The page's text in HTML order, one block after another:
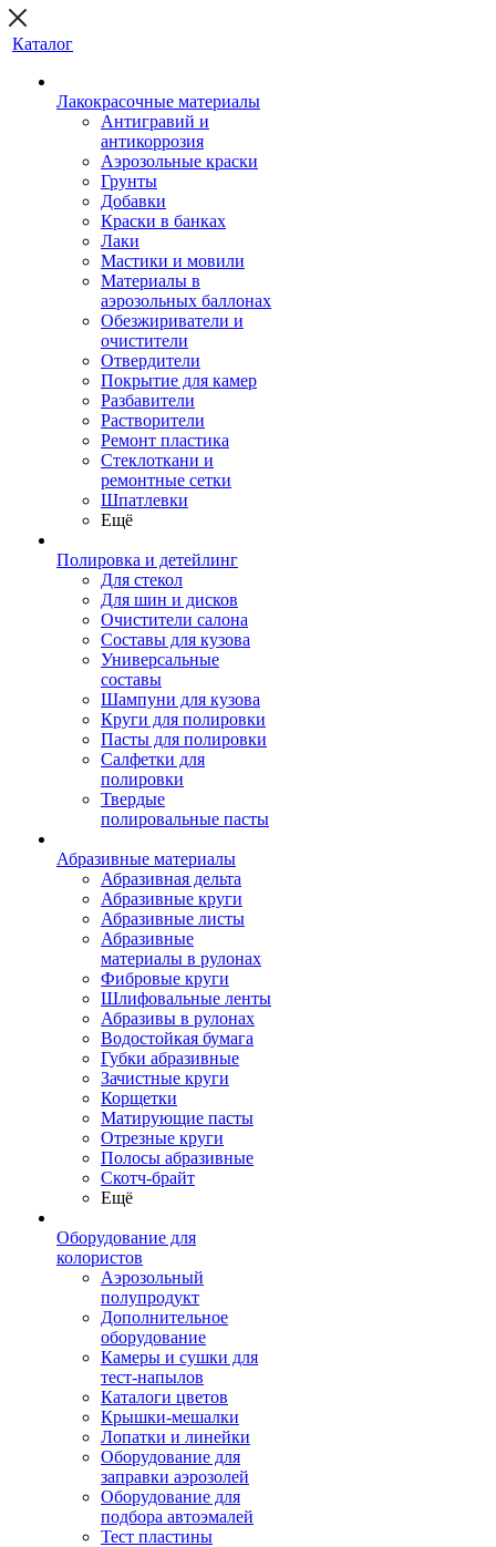
Каталог
Лакокрасочные материалы
Антигравий и
антикоррозия
Аэрозольные краски
Грунты
Добавки
Краски в банках
Лаки
Мастики и мовили
Материалы в
аэрозольных баллонах
Обезжириватели и
очистители
Отвердители
Покрытие для камер
Разбавители
Растворители
Ремонт пластика
Стеклоткани и
ремонтные сетки
Шпатлевки
Ещё
Полировка и детейлинг
Для стекол
Для шин и дисков
Очистители салона
Составы для кузова
Универсальные
составы
Шампуни для кузова
Круги для полировки
Пасты для полировки
Салфетки для
полировки
Твердые
полировальные пасты
Абразивные материалы
Абразивная дельта
Абразивные круги
Абразивные листы
Абразивные
материалы в рулонах
Фибровые круги
Шлифовальные ленты
Абразивы в рулонах
Водостойкая бумага
Губки абразивные
Зачистные круги
Корщетки
Матирующие пасты
Отрезные круги
Полосы абразивные
Скотч-брайт
Ещё
Оборудование для
колористов
Аэрозольный
полупродукт
Дополнительное
оборудование
Камеры и сушки для
тест-напылов
Каталоги цветов
Крышки-мешалки
Лопатки и линейки
Оборудование для
заправки аэрозолей
Оборудование для
подбора автоэмалей
Тест пластины